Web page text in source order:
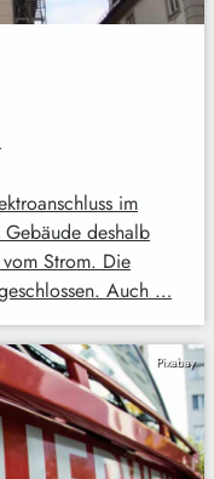
im
deshalb
Strom. Die
Auch …
Pixabay